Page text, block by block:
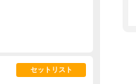
セットリスト